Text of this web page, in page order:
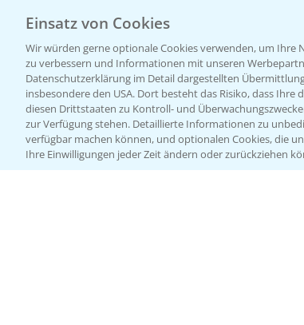
Einsatz von Cookies
Wir würden gerne optionale Cookies verwenden, um Ihre
zu verbessern und Informationen mit unseren
Datenschutzerklärung im Detail dargestellten
insbesondere den USA. Dort besteht das Risiko, dass
diesen Drittstaaten zu Kontroll- und
zur Verfügung stehen. Detaillierte Informationen zu
verfügbar machen können, und optionalen Cookies, die
Ihre Einwilligungen jeder Zeit ändern oder zurückziehen